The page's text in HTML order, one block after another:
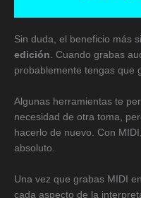
Sin duda, el beneficio más
edición. Cuando grabas
probablemente tengas que
Algunas herramientas te
necesidad de otra toma,
hacerlo de nuevo. Con
absoluto.
Una vez que grabas MIDI
cada aspecto de la